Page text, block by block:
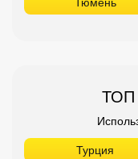
ТОП
Турция